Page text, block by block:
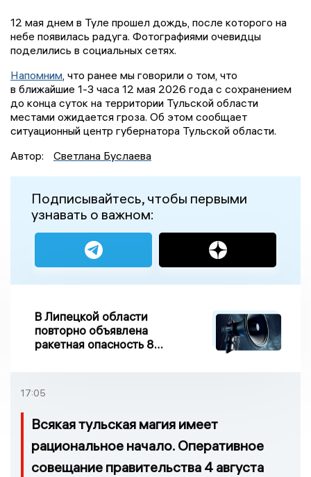
12 мая днем в Туле прошел дождь, после которого на
небе появилась радуга. Фотографиями очевидцы
поделились в социальных сетях.
Напомним, что ранее мы говорили о том, что
в ближайшие 1-3 часа 12 мая 2026 года с сохранением
до конца суток на территории Тульской области
местами ожидается гроза. Об этом сообщает
ситуационный центр губернатора Тульской области.
Автор:
Светлана Буслаева
Подписывайтесь, чтобы первыми
узнавать о важном:
В Липецкой области
повторно объявлена
ракетная опасность 8
17:05
Всякая тульская магия имеет
рациональное начало. Оперативное
совещание правительства 4 августа